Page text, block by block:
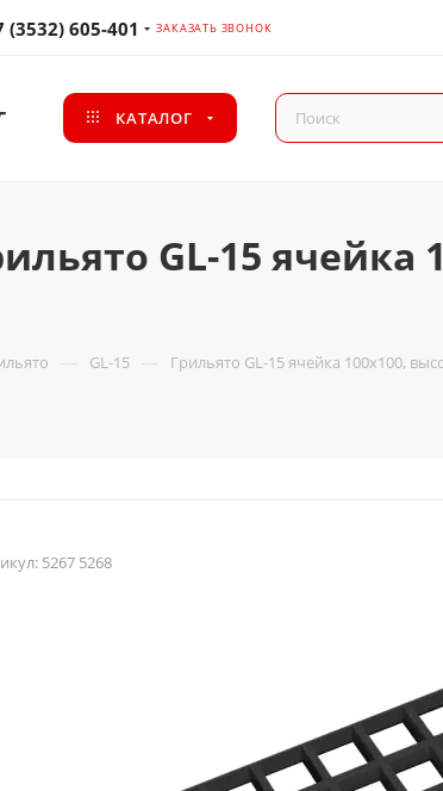
(3532) 605-401 ЗАКАЗАТЬ ЗВОНОК
КАТАЛОГ
GL-15
— GL-15 — Грильято GL-15 ячейка 100x100,
5267 5268